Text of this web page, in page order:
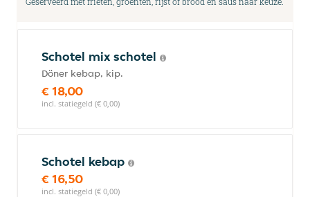
Schotel mix schotel
Döner kebap, kip.
€ 18,00
incl. statiegeld (€ 0,00)
Schotel kebap
€ 16,50
incl. statiegeld (€ 0,00)